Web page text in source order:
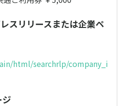
スリリースまたは企業ペ
html/searchrlp/company_i